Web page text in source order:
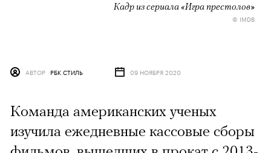
Кадр из сериала «Игра престолов»
© IMDB
АВТОР РБК СТИЛЬ 09 НОЯБРЯ 2020
Команда американских ученых
изучила ежедневные кассовые сборы